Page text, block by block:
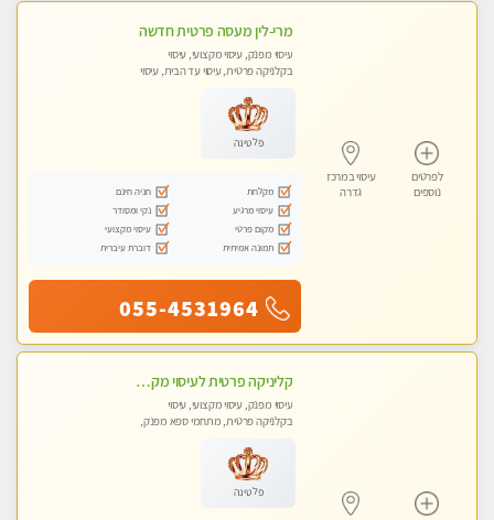
לפרטים
נוספים
עיסוי במרכז
גדרה
מרי-לין מעסה פרטית חדשה
עיסוי מפנק, עיסוי מקצועי, עיסוי
בקלניקה פרטית, עיסוי עד הבית, עיסוי
פלטינה
מקלחת
חניה חינם
עיסוי מרגיע
נקי ומסודר
מקום פרטי
עיסוי מקצועי
תמונה אמיתית
דוברת עיברית
055-4531964
קליניקה פרטית לעיסוי מקצועי ואלטרנטיבי ברמה גבוהה VIP תתקשר ..... highly recommended..new in the city
עיסוי מפנק, עיסוי מקצועי, עיסוי
בקלניקה פרטית, מתחמי ספא מפנק,
טנטרה, עיסוי מגבר לגבר, עיסוי מגבר
לאישה
פלטינה